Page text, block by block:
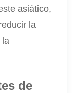
asiático,
la
de